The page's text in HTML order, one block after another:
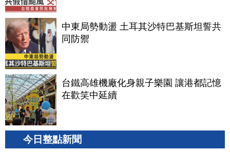
中東局勢動盪 土耳其沙特巴基斯坦誓共
同防禦
台鐵高雄機廠化身親子樂園 讓港都記憶
在歡笑中延續
今日整點新聞